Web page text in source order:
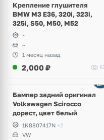
Крепление глушителя
BMW M3 E36, 320i, 323i,
325i, S50, M50, M52
~
~
1 месяц назад
2,000 ₽
Бампер задний оригинал
Volkswagen Scirocco
дорест, цвет белый
1K8807417N +2
VW